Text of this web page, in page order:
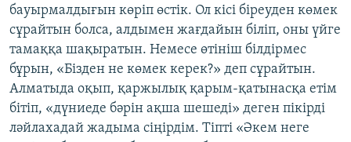
бауырмалдығын көріп өстік. Ол кісі біреуден көмек
сұрайтын болса, алдымен жағдайын біліп, оны үйге
тамаққа шақыратын. Немесе өтініш білдірмес
бұрын, «Бізден не көмек керек?» деп сұрайтын.
Алматыда оқып, қаржылық қарым-қатынасқа етім
бітіп, «дүниеде бәрін ақша шешеді» деген пікірді
ләйлахадай жадыма сіңірдім. Тіпті «Әкем неге